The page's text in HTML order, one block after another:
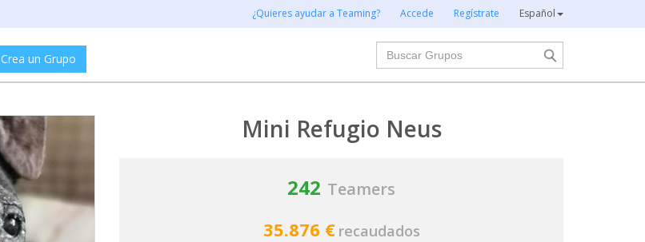
¿Quieres ayudar a Teaming? Accede Regístrate Español
Crea un Grupo
Buscar
Mini Refugio Neus
242 Teamers
35.876 € recaudados